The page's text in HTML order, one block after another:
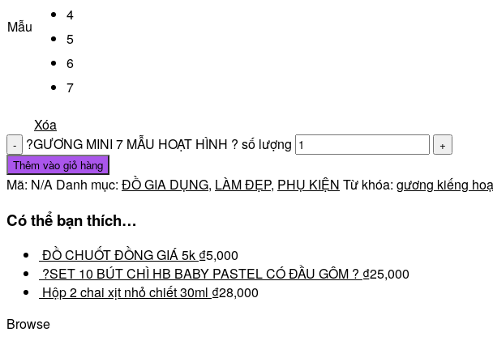
Mẫu
4
5
6
7
Xóa
?GƯƠNG MINI 7 MẪU HOẠT HÌNH ? số lượng
Thêm vào giỏ hàng
Mã: N/A Danh mục: ĐỒ GIA DỤNG, LÀM ĐẸP, PHỤ KIỆN Từ khóa: gương kiếng
Có thể bạn thích…
ĐỒ CHUỐT ĐỒNG GIÁ 5k ₫5,000
?SET 10 BÚT CHÌ HB BABY PASTEL CÓ ĐẦU GÔM ? ₫25,000
Hộp 2 chai xịt nhỏ chiết 30ml ₫28,000
Browse